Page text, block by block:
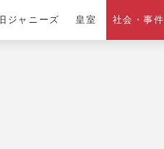
旧ジャニーズ 皇室 社会・事件